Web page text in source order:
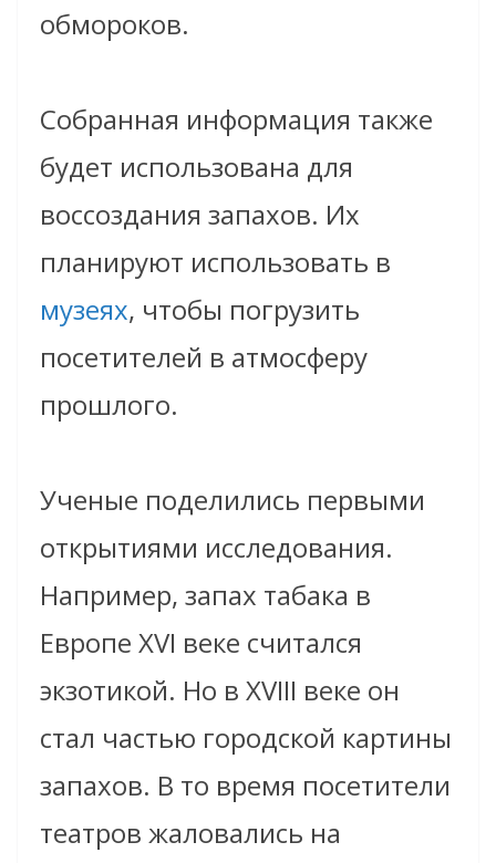
обмороков.
Собранная информация также
будет использована для
воссоздания запахов. Их
планируют использовать в
музеях, чтобы погрузить
посетителей в атмосферу
прошлого.
Ученые поделились первыми
открытиями исследования.
Например, запах табака в
Европе XVI веке считался
экзотикой. Но в XVIII веке он
стал частью городской картины
запахов. В то время посетители
театров жаловались на